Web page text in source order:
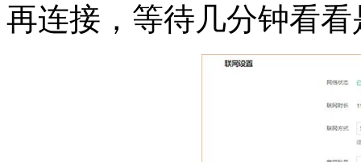
再连接，等待几分钟看